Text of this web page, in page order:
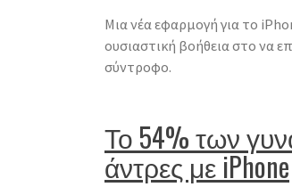
Μια νέα εφαρμογή για το
ουσιαστική βοήθεια στο να
σύντροφο.
Το 54% των
άντρες με iPhone